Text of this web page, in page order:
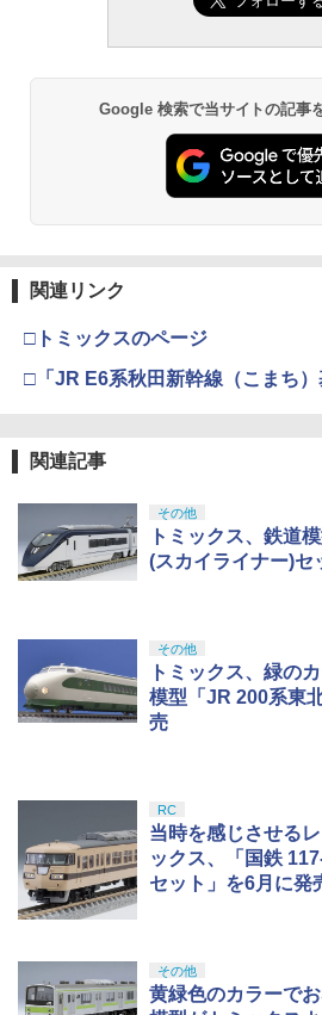
Blokees スター
グローグー ABS
￥4,475
BANDAI
4
BANDAI
5
Sachiプラモ
ロモデラー共同
スリ ５点セッ
￥2,320
バックマシンガ
東京マルイ
USP HG 18歳以
￥3,815
5
￥4,761
プレミアム
￥1,013
タミヤ クラフト
先細薄刃ニッパ
モデル用工具
ズ No.3 タミヤ
ミアムトップコ
8ml ホビー用仕
Google 検索で当サイトの記事
関連リンク
□トミックスのページ
□「JR E6系秋田新幹線（こまち
関連記事
その他
トミックス、鉄道
(スカイライナー)セ
その他
トミックス、緑の
模型「JR 200系東
売
RC
当時を感じさせる
ックス、「国鉄
セット」を6月に発
その他
黄緑色のカラーで